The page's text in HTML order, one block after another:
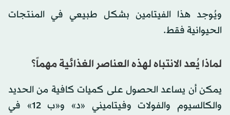
ويُوجد هذا الفيتامين بشكل طبيعي في المنتجات
الحيوانية فقط.
لماذا يُعد الانتباه لهذه العناصر الغذائية مهماً؟
يمكن أن يساعد الحصول على كميات كافية من الحديد
والكالسيوم والفولات وفيتاميني «د» و«ب 12» في